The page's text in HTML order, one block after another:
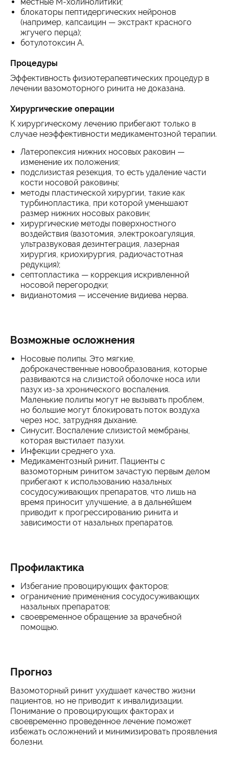
блокаторы пептидергических нейронов
(например, капсаицин — экстракт красного
жгучего перца);
ботулотоксин А.
Процедуры
Эффективность физиотерапевтических процедур в
лечении вазомоторного ринита не доказана.
Хирургические операции
К хирургическому лечению прибегают только в
случае неэффективности медикаментозной терапии.
Латеропексия нижних носовых раковин —
изменение их положения;
подслизистая резекция, то есть удаление части
кости носовой раковины;
методы пластической хирургии, такие как
турбинопластика, при которой уменьшают
размер нижних носовых раковин;
хирургические методы поверхностного
воздействия (вазотомия, электрокоагуляция,
ультразвуковая дезинтеграция, лазерная
хирургия, криохирургия, радиочастотная
редукция);
септопластика — коррекция искривленной
носовой перегородки;
видианотомия — иссечение видиева нерва.
Возможные осложнения
Носовые полипы. Это мягкие,
доброкачественные новообразования, которые
развиваются на слизистой оболочке носа или
пазух из-за хронического воспаления.
Маленькие полипы могут не вызывать проблем,
но большие могут блокировать поток воздуха
через нос, затрудняя дыхание.
Синусит. Воспаление слизистой мембраны,
которая выстилает пазухи.
Инфекции среднего уха.
Медикаментозный ринит. Пациенты с
вазомоторным ринитом зачастую первым делом
прибегают к использованию назальных
сосудосуживающих препаратов, что лишь на
время приносит улучшение, а в дальнейшем
приводит к прогрессированию ринита и
зависимости от назальных препаратов.
Профилактика
Избегание провоцирующих факторов;
ограничение применения сосудосуживающих
назальных препаратов;
своевременное обращение за врачебной
помощью.
Прогноз
Вазомоторный ринит ухудшает качество жизни
пациентов, но не приводит к инвалидизации.
Понимание о провоцирующих факторах и
своевременно проведенное лечение поможет
избежать осложнений и минимизировать проявления
болезни.